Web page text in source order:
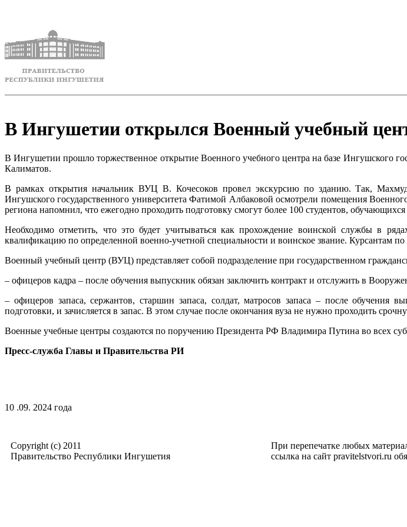
В Ингушетии открылся Военный учебный
В Ингушетии прошло торжественное открытие Военного учебного центра на базе Ингушского
Калиматов.
В рамках открытия начальник ВУЦ В. Кочесоков провел экскурсию по зданию. Так,
Ингушского государственного университета Фатимой Албаковой осмотрели помещения
региона напомнил, что ежегодно проходить подготовку смогут более 100 студентов,
Необходимо отметить, что это будет учитываться как прохождение воинской службы в
квалификацию по определенной военно-учетной специальности и воинское звание. Курсантам
Военный учебный центр (ВУЦ) представляет собой подразделение при государственном
– офицеров кадра – после обучения выпускник обязан заключить контракт и отслужить в
– офицеров запаса, сержантов, старшин запаса, солдат, матросов запаса – после обучения
подготовки, и зачисляется в запас. В этом случае после окончания вуза не нужно проходить
Военные учебные центры создаются по поручению Президента РФ Владимира Путина во всех
Пресс-служба Главы и Правительства РИ
10 .09. 2024 года
Copyright (c) 2011
Правительство Республики Ингушетия
При перепечатке любых
ссылка на сайт pravitelstvori.ru